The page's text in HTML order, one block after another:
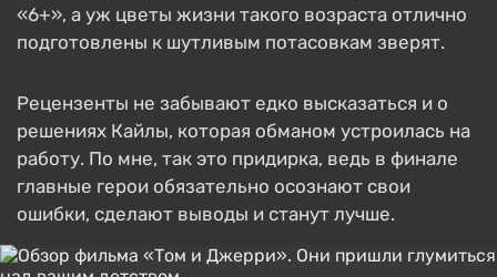
«6+», а уж цветы жизни такого возраста отлично
подготовлены к шутливым потасовкам зверят.
Рецензенты не забывают едко высказаться и о
решениях Кайлы, которая обманом устроилась на
работу. По мне, так это придирка, ведь в финале
главные герои обязательно осознают свои
ошибки, сделают выводы и станут лучше.